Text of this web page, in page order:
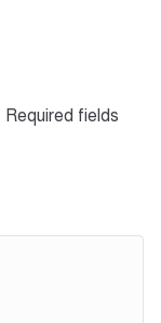
Required fields